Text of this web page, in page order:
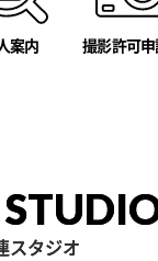
案内 撮影許可
スタジオ